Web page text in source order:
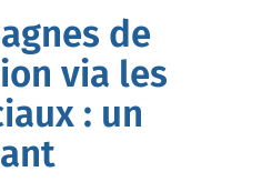
de
via les
: un